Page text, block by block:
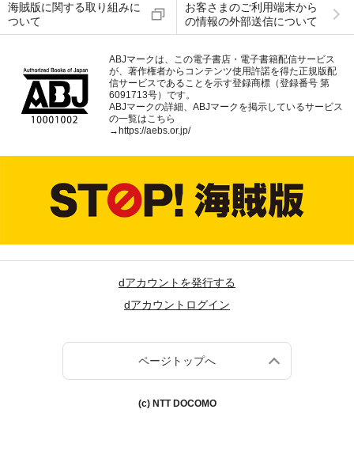
海賊版に関する取り組みに
ついて
お客さまのご利用端末から
の情報の外部送信について
ABJマークは、この電子書店・電子書籍配信サービス
が、著作権者からコンテンツ使用許諾を得た正規版配
信サービスであることを示す登録商標（登録番号 第
6091713号）です。
ABJマークの詳細、ABJマークを掲示しているサービス
の一覧はこちら
→ https://aebs.or.jp/
dアカウントを発行する
dアカウントログイン
ページトップへ
(c) NTT DOCOMO